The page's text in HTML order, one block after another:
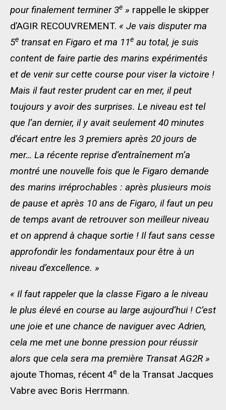
pour finalement terminer 3e » rappelle le skipper
d’AGIR RECOUVREMENT. « Je vais disputer ma
5e transat en Figaro et ma 11e au total, je suis
content de faire partie des marins expérimentés
et de venir sur cette course pour viser la victoire !
Mais il faut rester prudent car en mer, il peut
toujours y avoir des surprises. Le niveau est tel
que l’an dernier, il y avait seulement 40 minutes
d’écart entre les 3 premiers après 20 jours de
mer… La récente reprise d’entraînement m’a
montré une nouvelle fois que le Figaro demande
des marins irréprochables : après plusieurs mois
de pause et après 10 ans de Figaro, il faut un peu
de temps avant de retrouver son meilleur niveau
et on apprend à chaque sortie ! Il faut sans cesse
approfondir les fondamentaux pour être à un
niveau d’excellence. »
« Il faut rappeler que la classe Figaro a le niveau
le plus élevé en course au large aujourd’hui ! C’est
une joie et une chance de naviguer avec Adrien,
cela me met une bonne pression pour réussir
alors que cela sera ma première Transat AG2R »
ajoute Thomas, récent 4e de la Transat Jacques
Vabre avec Boris Herrmann.